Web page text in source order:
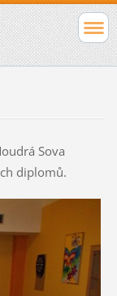
Sova
diplomů.